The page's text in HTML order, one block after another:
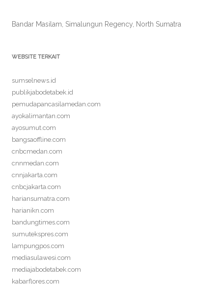
Bandar Masilam, Simalungun Regency, North Sumatra
WEBSITE TERKAIT
sumselnews.id
publikjabodetabek.id
pemudapancasilamedan.com
ayokalimantan.com
ayosumut.com
bangsaoffline.com
cnbcmedan.com
cnnmedan.com
cnnjakarta.com
cnbcjakarta.com
hariansumatra.com
harianikn.com
bandungtimes.com
sumutekspres.com
lampungpos.com
mediasulawesi.com
mediajabodetabek.com
kabarflores.com